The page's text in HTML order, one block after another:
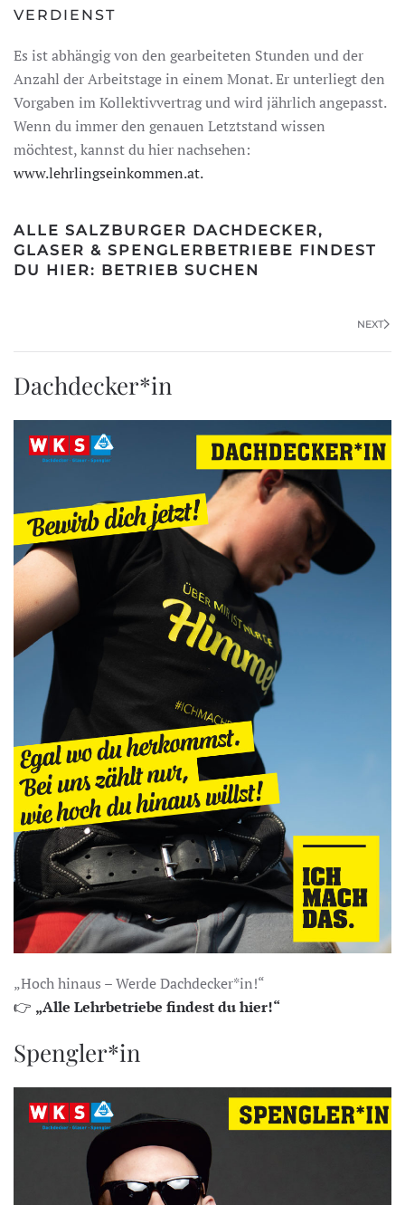
VERDIENST
Es ist abhängig von den gearbeiteten Stunden und der
Anzahl der Arbeitstage in einem Monat. Er unterliegt den
Vorgaben im Kollektivvertrag und wird jährlich angepasst.
Wenn du immer den genauen Letztstand wissen
möchtest, kannst du hier nachsehen:
www.lehrlingseinkommen.at.
ALLE SALZBURGER DACHDECKER,
GLASER & SPENGLERBETRIEBE FINDEST
DU HIER: BETRIEB SUCHEN
NEXT
Dachdecker*in
„Hoch hinaus – Werde Dachdecker*in!“
👉 „Alle Lehrbetriebe findest du hier!“
Spengler*in